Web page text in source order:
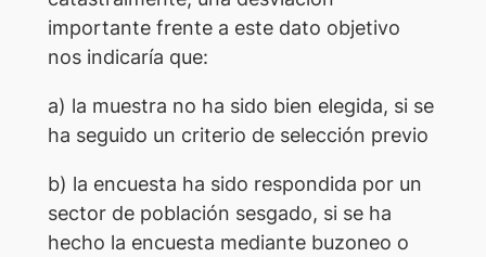
importante frente a este dato objetivo
nos indicaría que:
a) la muestra no ha sido bien elegida, si se
ha seguido un criterio de selección previo
b) la encuesta ha sido respondida por un
sector de población sesgado, si se ha
hecho la encuesta mediante buzoneo o